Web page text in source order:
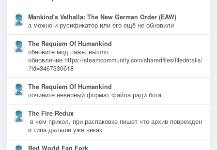
Mankind's Valhalla: The New German Order (EAW)
а можно и русификатор или его ещё не обновили
The Requiem Of Humankind
обновите мод паже, вышло
обновление https://steamcommunity.com/sharedfiles/filedetails/
?id=3467330618
The Requiem Of Humankind
почините неверный формат файла ради бога
The Fire Redux
в чем прикол, при распаковке пишет что архив поврежден
и типа дальше уже никак
Red World Fan Fork